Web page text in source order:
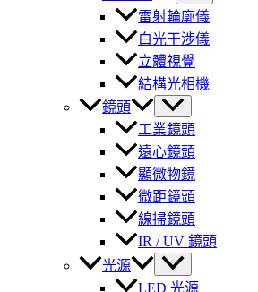
雷射輪廓儀
白光干涉儀
立體視覺
結構光相機
鏡頭
工業鏡頭
遠心鏡頭
顯微物鏡
微距鏡頭
線掃鏡頭
IR / UV 鏡頭
光源
LED 光源